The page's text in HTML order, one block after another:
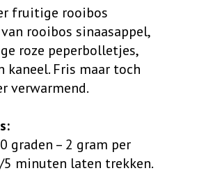
waardering
tot
€ 16,30
fruitige rooibos
rooibos sinaasappel,
roze peperbolletjes,
kaneel. Fris maar toch
verwarmend.
graden – 2 gram per
5 minuten laten trekken.